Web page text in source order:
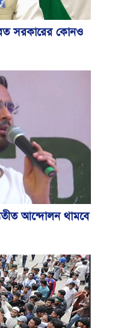
সরকারের কোনও
ব্যতীত আন্দোলন থামবে